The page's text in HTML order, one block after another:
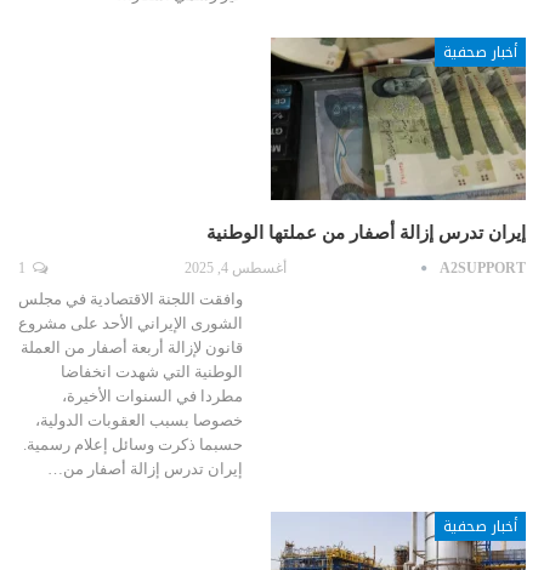
أخبار صحفية
إيران تدرس إزالة أصفار من عملتها الوطنية
A2SUPPORT أغسطس 4, 2025
وافقت اللجنة الاقتصادية في مجلس
الشورى الإيراني الأحد على مشروع
قانون لإزالة أربعة أصفار من العملة
الوطنية التي شهدت انخفاضا
مطردا في السنوات الأخيرة،
خصوصا بسبب العقوبات الدولية،
حسبما ذكرت وسائل إعلام رسمية.
إيران تدرس إزالة أصفار من…
أخبار صحفية